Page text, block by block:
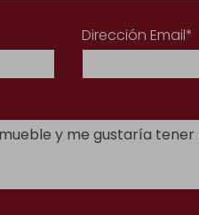
Dirección Email*